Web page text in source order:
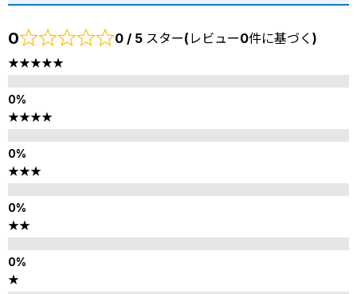
0 0 / 5 スター(レビュー0件に基づく)
★★★★★
★★★★
★★★
★★
★